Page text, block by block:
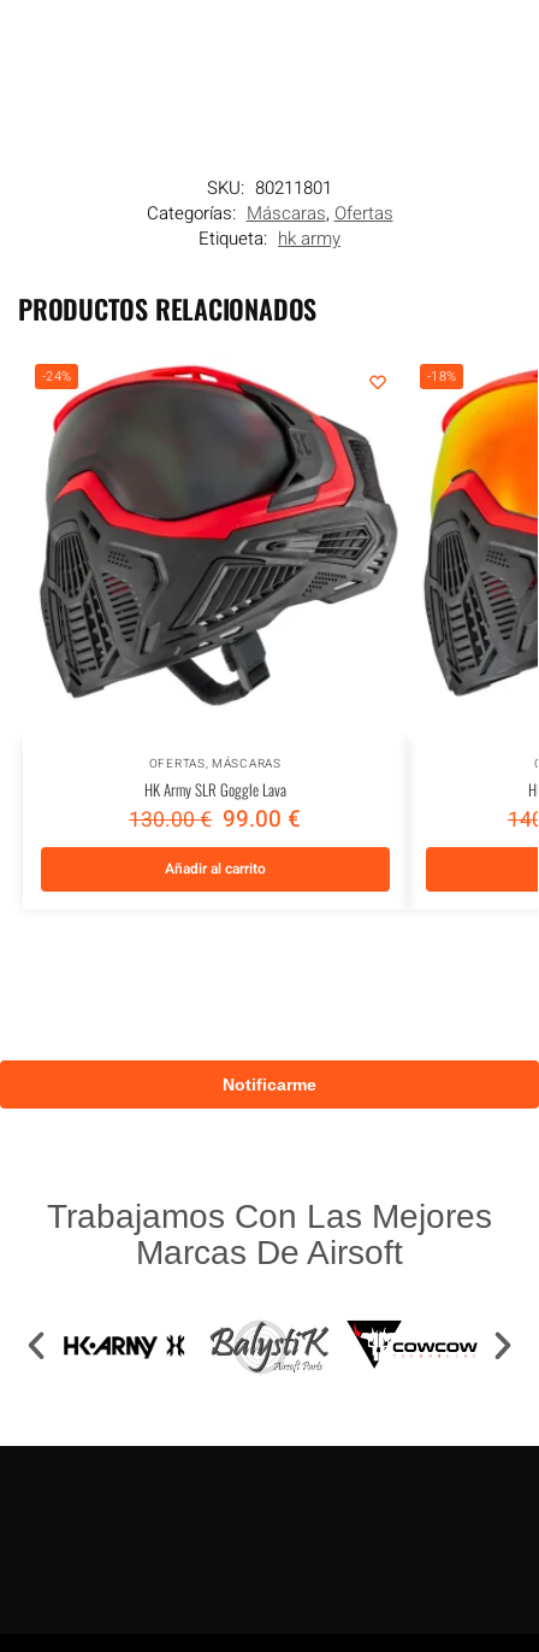
SKU: 80211801
Categorías: Máscaras, Ofertas
Etiqueta: hk army
PRODUCTOS RELACIONADOS
-24%
OFERTAS,MÁSCARAS
HK Army SLR Goggle Lava
130.00€ 99.00€
Añadir al carrito
-18%
Trabajamos Con Las Mejores
Marcas De Airsoft